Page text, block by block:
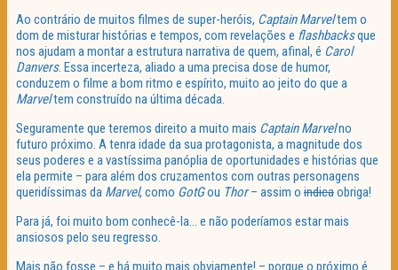
Ao contrário de muitos filmes de super-heróis, Captain Marveltem o
dom de misturar histórias e tempos, com revelações e flashbacksque
nos ajudam a montar a estrutura narrativa de quem, afinal, é Carol
Danvers. Essa incerteza, aliado a uma precisa dose de humor,
conduzem o filme a bom ritmo e espírito, muito ao jeito do que a
Marveltem construído na última década.
Seguramente que teremos direito a muito mais Captain Marvelno
futuro próximo. A tenra idade da sua protagonista, a magnitude dos
seus poderes e a vastíssima panóplia de oportunidades e histórias que
ela permite – para além dos cruzamentos com outras personagens
queridíssimas da Marvel, como GotGou Thor– assim o indicaobriga!
Para já, foi muito bom conhecê-la… e não poderíamos estar mais
ansiosos pelo seu regresso.
Mais não fosse – e há muito mais obviamente! – porque o próximo é